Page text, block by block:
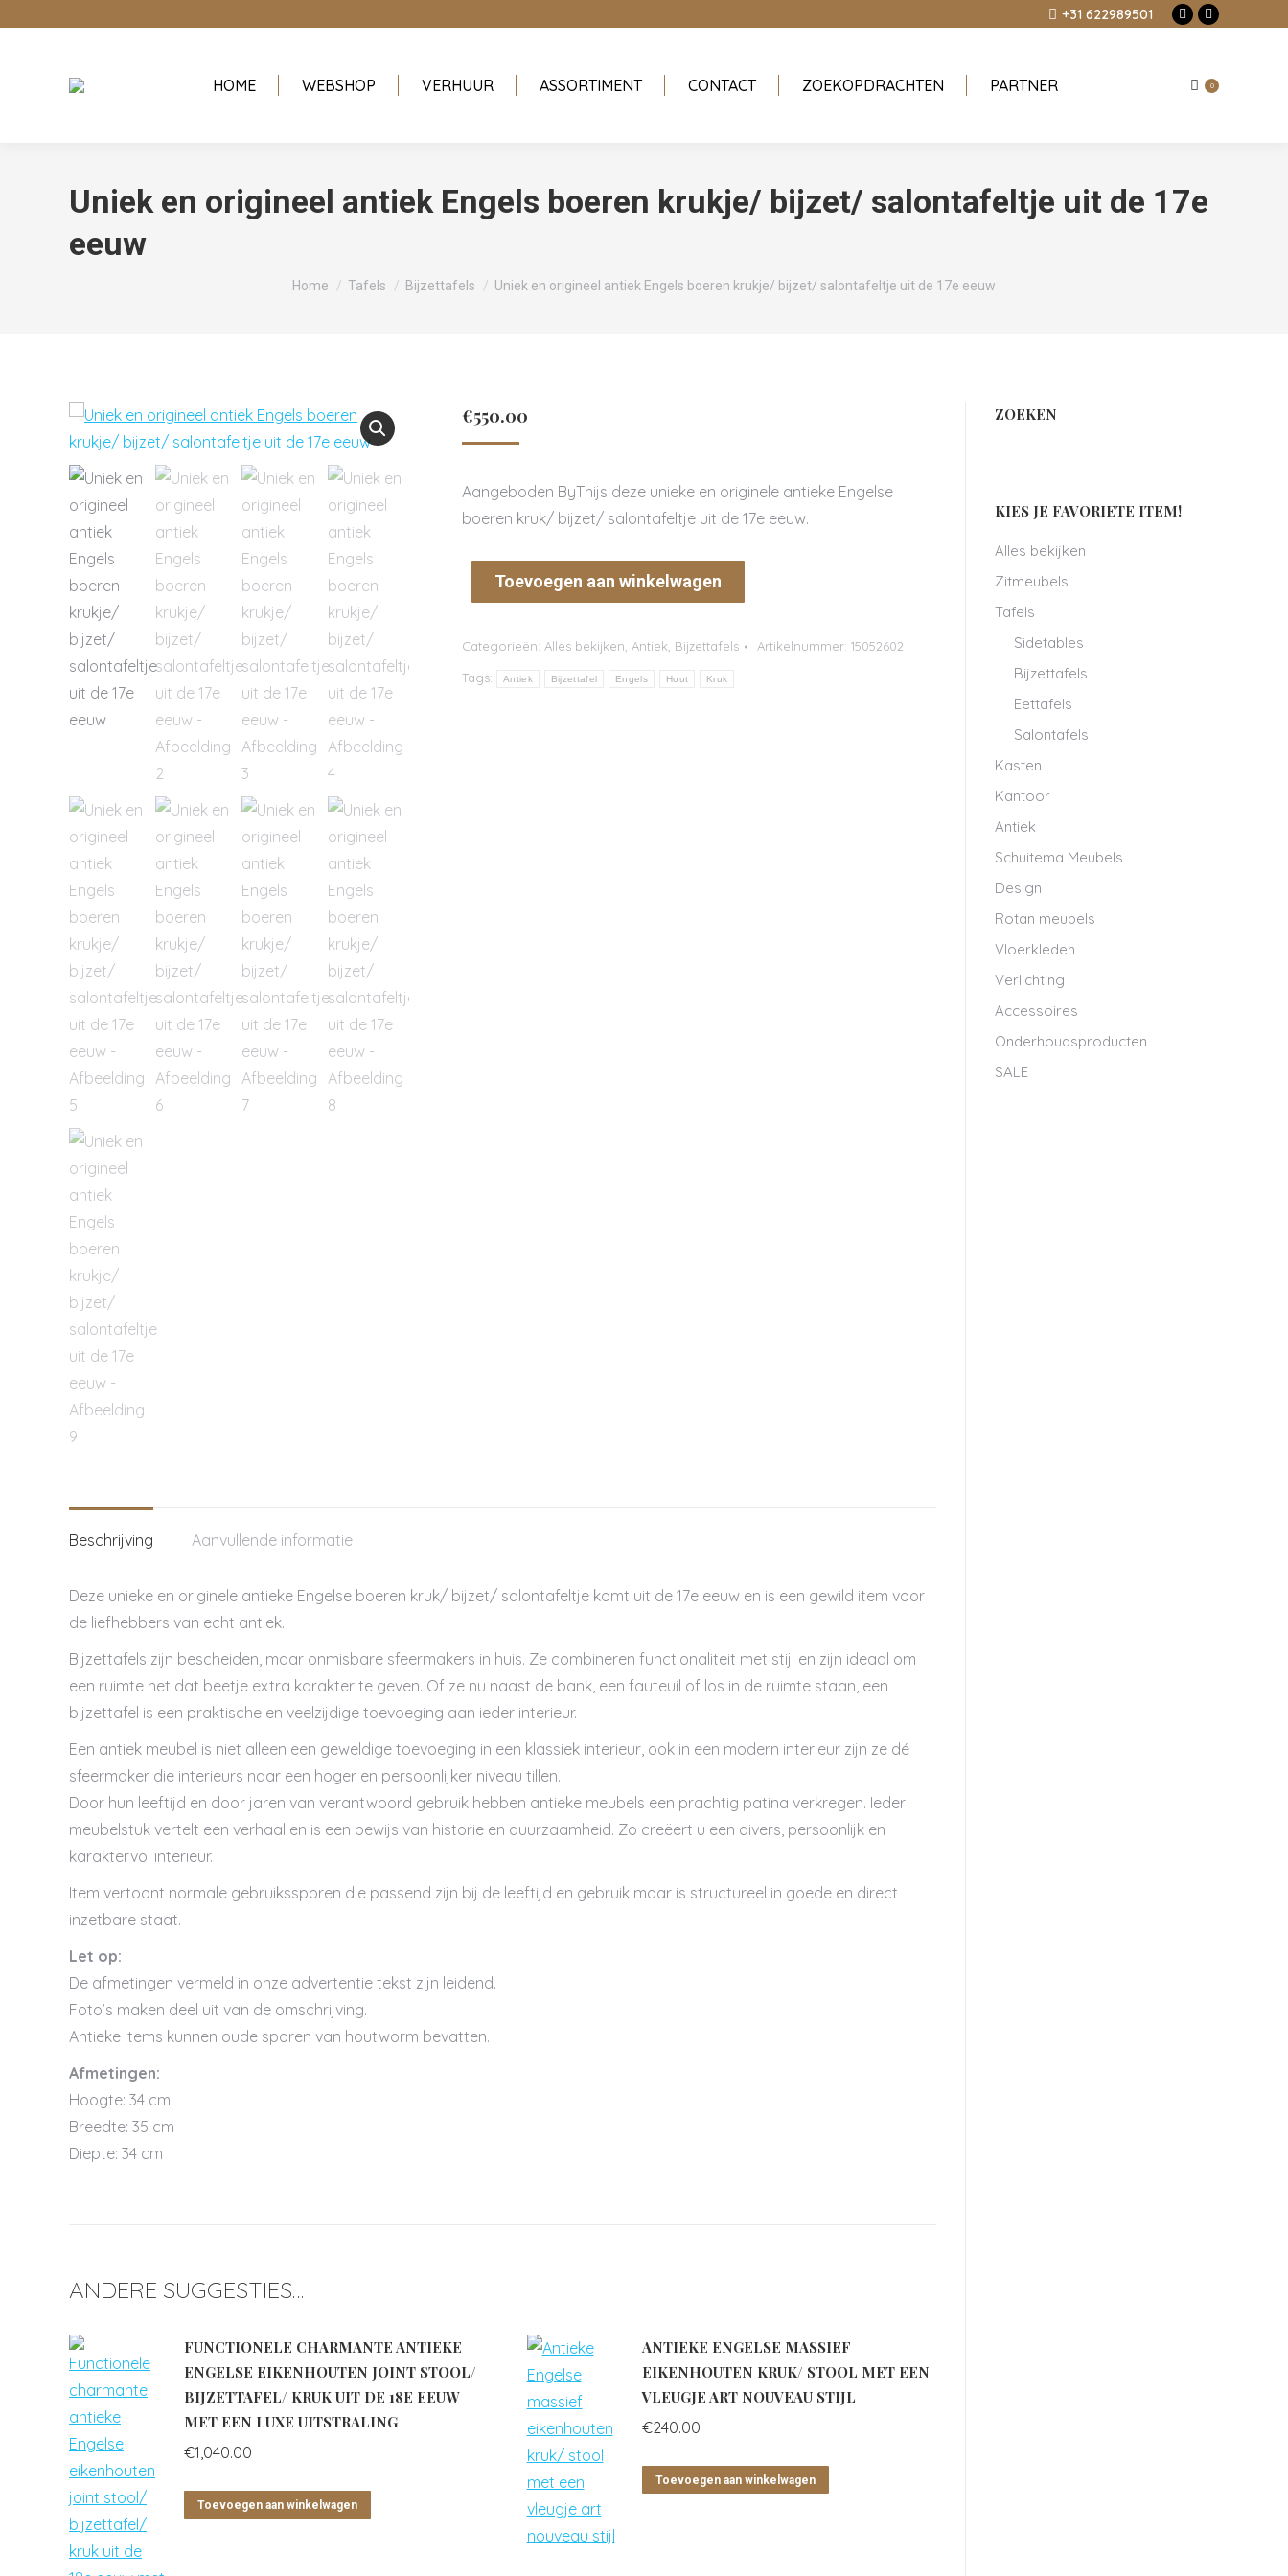
+31 622989501
Facebook
in
Instagram
in
HOME WEBSHOP VERHUUR ASSORTIMENT CONTACT ZOEKOPDRACHTEN PARTNER 0
Uniek en origineel antiek Engels boeren krukje/ bijzet/ salontafeltje uit de 17e
eeuw
Je bent hier:
Home Tafels Bijzettafels Uniek en origineel antiek Engels boeren krukje/ bijzet/ salontafeltje uit de 17e eeuw
€550.00
Aangeboden ByThijs deze unieke en originele antieke Engelse
boeren kruk/ bijzet/ salontafeltje uit de 17e eeuw.
Toevoegen aan winkelwagen
Categorieën: Alles bekijken Antiek Bijzettafels Artikelnummer: 15052602
Tags: Antiek Bijzettafel Engels Hout Kruk
Beschrijving Aanvullende informatie
Deze unieke en originele antieke Engelse boeren kruk/ bijzet/ salontafeltje komt uit de 17e eeuw en is een gewild item voor
de liefhebbers van echt antiek.
Bijzettafels zijn bescheiden, maar onmisbare sfeermakers in huis. Ze combineren functionaliteit met stijl en zijn ideaal om
een ruimte net dat beetje extra karakter te geven. Of ze nu naast de bank, een fauteuil of los in de ruimte staan, een
bijzettafel is een praktische en veelzijdige toevoeging aan ieder interieur.
Een antiek meubel is niet alleen een geweldige toevoeging in een klassiek interieur, ook in een modern interieur zijn ze dé
sfeermaker die interieurs naar een hoger en persoonlijker niveau tillen.
Door hun leeftijd en door jaren van verantwoord gebruik hebben antieke meubels een prachtig patina verkregen. Ieder
meubelstuk vertelt een verhaal en is een bewijs van historie en duurzaamheid. Zo creëert u een divers, persoonlijk en
karaktervol interieur.
Item vertoont normale gebruikssporen die passend zijn bij de leeftijd en gebruik maar is structureel in goede en direct
inzetbare staat.
Let op:
De afmetingen vermeld in onze advertentie tekst zijn leidend.
Foto’s maken deel uit van de omschrijving.
Antieke items kunnen oude sporen van houtworm bevatten.
Afmetingen:
Hoogte: 34 cm
Breedte: 35 cm
Diepte: 34 cm
ANDERE SUGGESTIES…
FUNCTIONELE CHARMANTE ANTIEKE
ENGELSE EIKENHOUTEN JOINT STOOL/
BIJZETTAFEL/ KRUK UIT DE 18E EEUW
MET EEN LUXE UITSTRALING
€1,040.00
Toevoegen aan winkelwagen
ANTIEKE ENGELSE MASSIEF
EIKENHOUTEN KRUK/ STOOL MET EEN
VLEUGJE ART NOUVEAU STIJL
€240.00
Toevoegen aan winkelwagen
ZOEKEN
KIES JE FAVORIETE ITEM!
Alles bekijken
Zitmeubels
Tafels
Sidetables
Bijzettafels
Eettafels
Salontafels
Kasten
Kantoor
Antiek
Schuitema Meubels
Design
Rotan meubels
Vloerkleden
Verlichting
Accessoires
Onderhoudsproducten
SALE